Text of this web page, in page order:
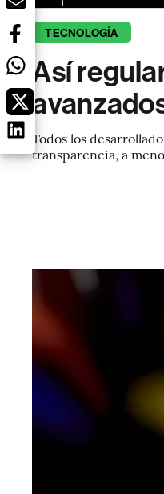
TECNOLOGÍA
Así
Todos los
transparencia, a